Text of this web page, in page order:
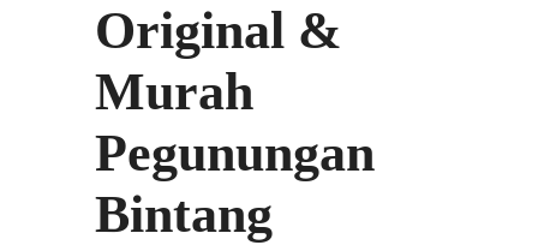
Original &
Murah
Pegunungan
Bintang